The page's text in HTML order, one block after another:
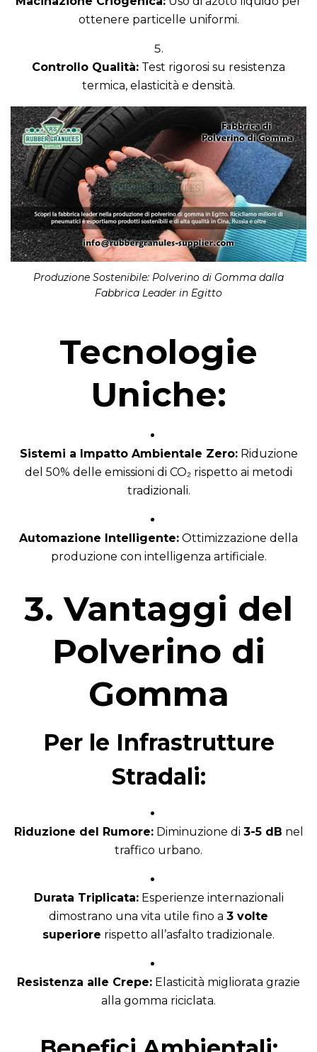
ottenere particelle uniformi.
Controllo Qualità: Test rigorosi su resistenza
termica, elasticità e densità.
Produzione Sostenibile: Polverino di Gomma dalla
Fabbrica Leader in Egitto
Tecnologie
Uniche:
Sistemi a Impatto Ambientale Zero:Riduzione
del 50% delle emissioni di CO₂ rispetto ai metodi
tradizionali.
Automazione Intelligente: Ottimizzazione della
produzione con intelligenza artificiale.
3. Vantaggi del
Polverino di
Gomma
Per le Infrastrutture
Stradali:
Riduzione del Rumore:Diminuzione di 3-5 dB nel
traffico urbano.
Durata Triplicata:Esperienze internazionali
dimostrano una vita utile fino a 3 volte
superiore rispetto all’asfalto tradizionale.
Resistenza alle Crepe: Elasticità migliorata grazie
alla gomma riciclata.